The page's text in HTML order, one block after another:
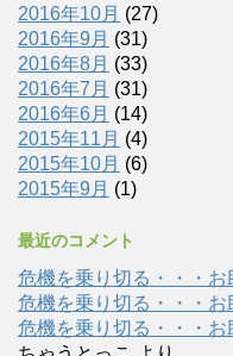
2016年10月 (27)
2016年9月 (31)
2016年8月 (33)
2016年7月 (31)
2016年6月 (14)
2015年11月 (4)
2015年10月 (6)
2015年9月 (1)
最近のコメント
危機を乗り切る・・・
危機を乗り切る・・・
危機を乗り切る・・・